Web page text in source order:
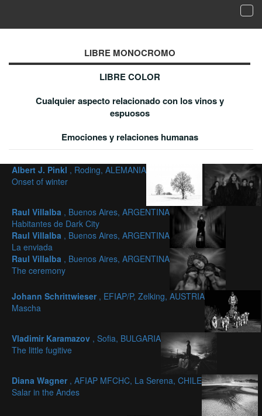
LIBRE MONOCROMO
LIBRE COLOR
Cualquier aspecto relacionado con los vinos y
espuosos
Emociones y relaciones humanas
Albert J. Pinkl , Roding, ALEMANIA
Onset of winter
Raul Villalba , Buenos Aires, ARGENTINA
Habitantes de Dark City
Raul Villalba , Buenos Aires, ARGENTINA
La enviada
Raul Villalba , Buenos Aires, ARGENTINA
The ceremony
Johann Schrittwieser , EFIAP/P, Zelking, AUSTRIA
Mascha
Vladimir Karamazov , Sofia, BULGARIA
The little fugitive
Diana Wagner , AFIAP MFCHC, La Serena, CHILE
Salar in the Andes